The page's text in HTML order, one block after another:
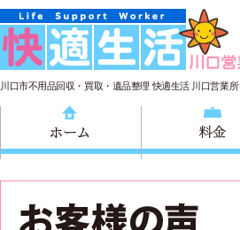
川口市不用品回収・買取・遺品整理 快適生活 川口営業所